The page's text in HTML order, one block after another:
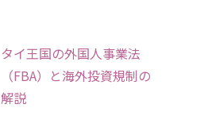
タイ王国の外国人事業法
（FBA）と海外投資規制の
解説